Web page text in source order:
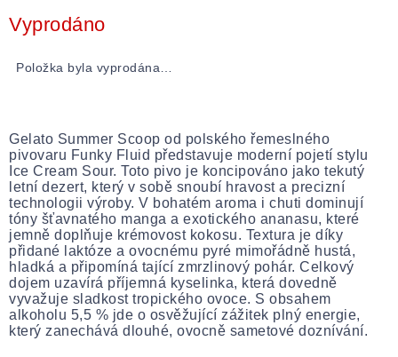
cena:
Vyprodáno
Položka byla vyprodána…
Gelato Summer Scoop od polského řemeslného
pivovaru Funky Fluid představuje moderní pojetí stylu
Ice Cream Sour. Toto pivo je koncipováno jako tekutý
letní dezert, který v sobě snoubí hravost a precizní
technologii výroby. V bohatém aroma i chuti dominují
tóny šťavnatého manga a exotického ananasu, které
jemně doplňuje krémovost kokosu. Textura je díky
přidané laktóze a ovocnému pyré mimořádně hustá,
hladká a připomíná tající zmrzlinový pohár. Celkový
dojem uzavírá příjemná kyselinka, která dovedně
vyvažuje sladkost tropického ovoce. S obsahem
alkoholu 5,5 % jde o osvěžující zážitek plný energie,
který zanechává dlouhé, ovocně sametové doznívání.